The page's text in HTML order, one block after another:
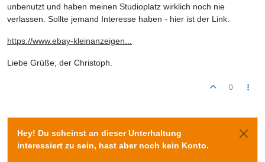
unbenutzt und haben meinen Studioplatz wirklich noch nie
verlassen. Sollte jemand Interesse haben - hier ist der Link:
https://www.ebay-kleinanzeigen...
Liebe Grüße, der Christoph.
0
Hey! Du scheinst an dieser Unterhaltung
interessiert zu sein, hast aber noch kein Konto.